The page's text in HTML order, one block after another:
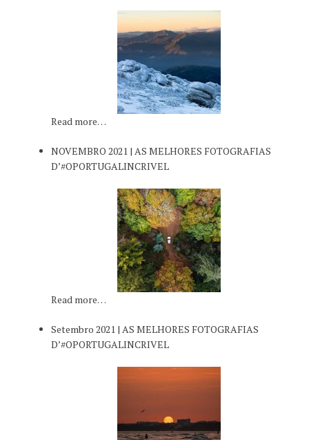
Read more…
NOVEMBRO 2021 | AS MELHORES FOTOGRAFIAS
D’#OPORTUGALINCRIVEL
Read more…
Setembro 2021 | AS MELHORES FOTOGRAFIAS
D’#OPORTUGALINCRIVEL